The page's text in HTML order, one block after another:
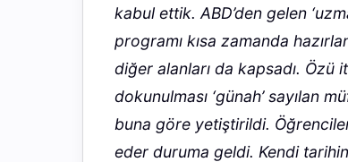
kabul ettik. ABD’den gelen
programı kısa zamanda
diğer alanları da kapsadı. Özü
dokunulması ‘günah’ sayılan
buna göre yetiştirildi.
eder duruma geldi. Kendi